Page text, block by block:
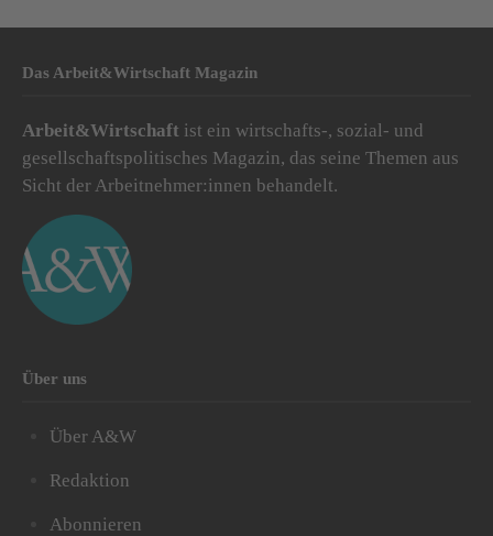
Das Arbeit&Wirtschaft Magazin
Arbeit&Wirtschaft ist ein wirtschafts-, sozial- und
gesellschaftspolitisches Magazin, das seine Themen aus
Sicht der Arbeitnehmer:innen behandelt.
Über uns
Über A&W
Redaktion
Abonnieren